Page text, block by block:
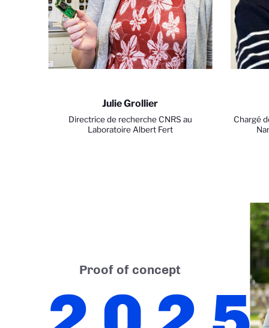
Julie Grollier
Directrice de recherche CNRS au
Laboratoire Albert Fert
Chargé
Proof of concept